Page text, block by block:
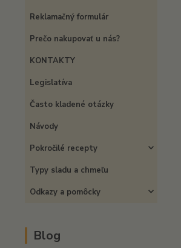
Reklamačný formulár
Prečo nakupovať u nás?
KONTAKTY
Legislatíva
Často kladené otázky
Návody
Pokročilé recepty
Typy sladu a chmeľu
Odkazy a pomôcky
Blog